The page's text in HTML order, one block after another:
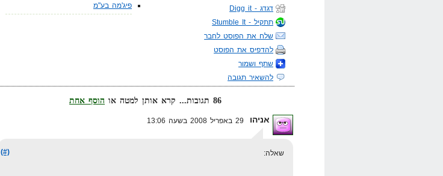
פיג'מה בע"מ
דגדג - Digg it
תתקיל - Stumble It
שלח את הפוסט לחבר
להדפיס את הפוסט
שתף ושמור
להשאיר תגובה
86 תגובות... קרא אותן למטה או
הוסף אחת
אניהו
(#) שאלה: